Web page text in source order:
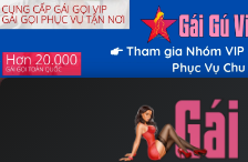
Skip